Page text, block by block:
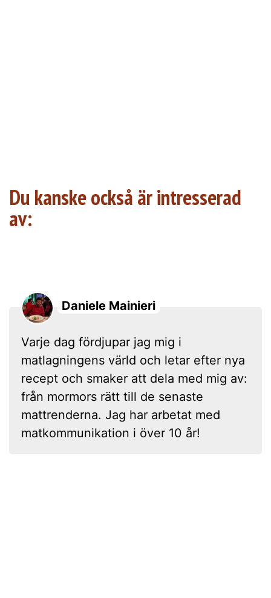
Du kanske också är intresserad
av:
Daniele Mainieri
Varje dag fördjupar jag mig i
matlagningens värld och letar efter nya
recept och smaker att dela med mig av:
från mormors rätt till de senaste
mattrenderna. Jag har arbetat med
matkommunikation i över 10 år!